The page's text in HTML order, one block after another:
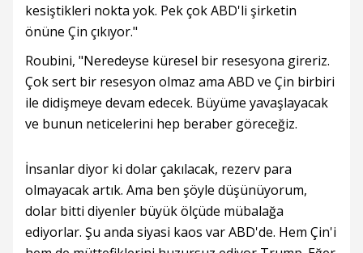
kesiştikleri nokta yok. Pek çok ABD'li şirketin
önüne Çin çıkıyor."
Roubini, "Neredeyse küresel bir resesyona gireriz.
Çok sert bir resesyon olmaz ama ABD ve Çin birbiri
ile didişmeye devam edecek. Büyüme yavaşlayacak
ve bunun neticelerini hep beraber göreceğiz.
İnsanlar diyor ki dolar çakılacak, rezerv para
olmayacak artık. Ama ben şöyle düşünüyorum,
dolar bitti diyenler büyük ölçüde mübalağa
ediyorlar. Şu anda siyasi kaos var ABD'de. Hem Çin'i